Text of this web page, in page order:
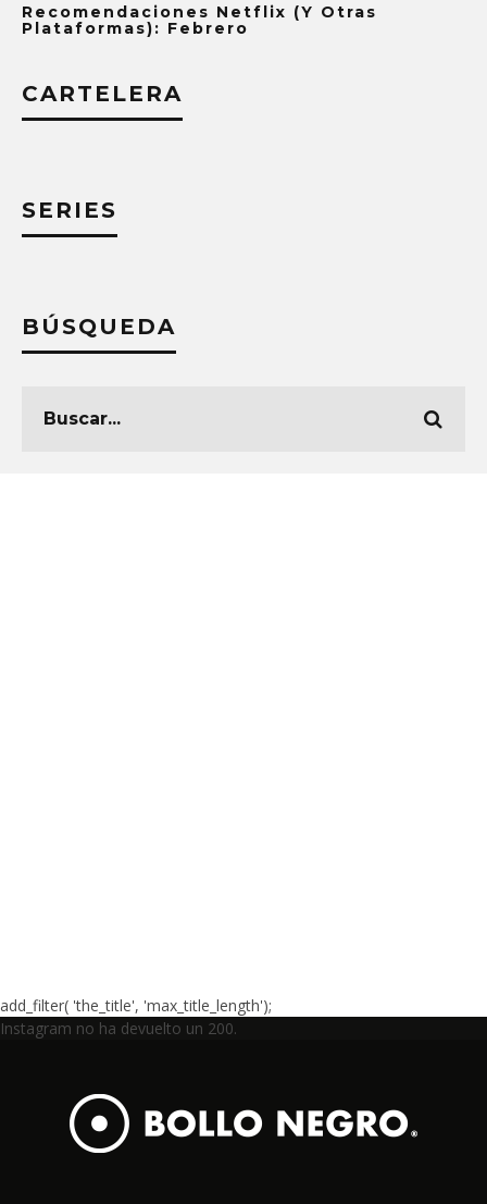
Recomendaciones Netflix (y Otras
Plataformas): Febrero
CARTELERA
SERIES
BÚSQUEDA
add_filter( 'the_title', 'max_title_length');
Instagram no ha devuelto un 200.